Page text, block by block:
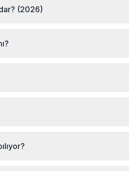
geçerek sınav kaydınızı
(2026)
için MYK Sınav Merkezi ile
MYK sınavı yapan kuruluştur.
yeterlilik sınavına girebilirsiniz.
Şair Eşref Bulvarı No:27/2
adaylar hem merkeze gelerek
bilgi: +90 232 489 22 27
meslekte ulusal standartlara uygun
(emlak danışmanlığı, güzellik
uluslararası tanınırlığa sahiptir.
şu yeterliliklerde MYK sınavı